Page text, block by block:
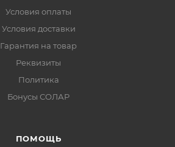
Условия оплаты
Условия доставки
Гарантия на товар
Реквизиты
Политика
Бонусы СОЛАР
ПОМОЩЬ